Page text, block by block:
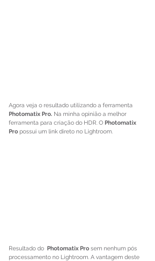
Agora veja o resultado utilizando a ferramenta
Photomatix Pro. Na minha opinião a melhor
ferramenta para criação do HDR. O Photomatix
Pro possui um link direto no Lightroom.
Resultado do Photomatix Pro sem nenhum pós
processamento no Lightroom. A vantagem deste